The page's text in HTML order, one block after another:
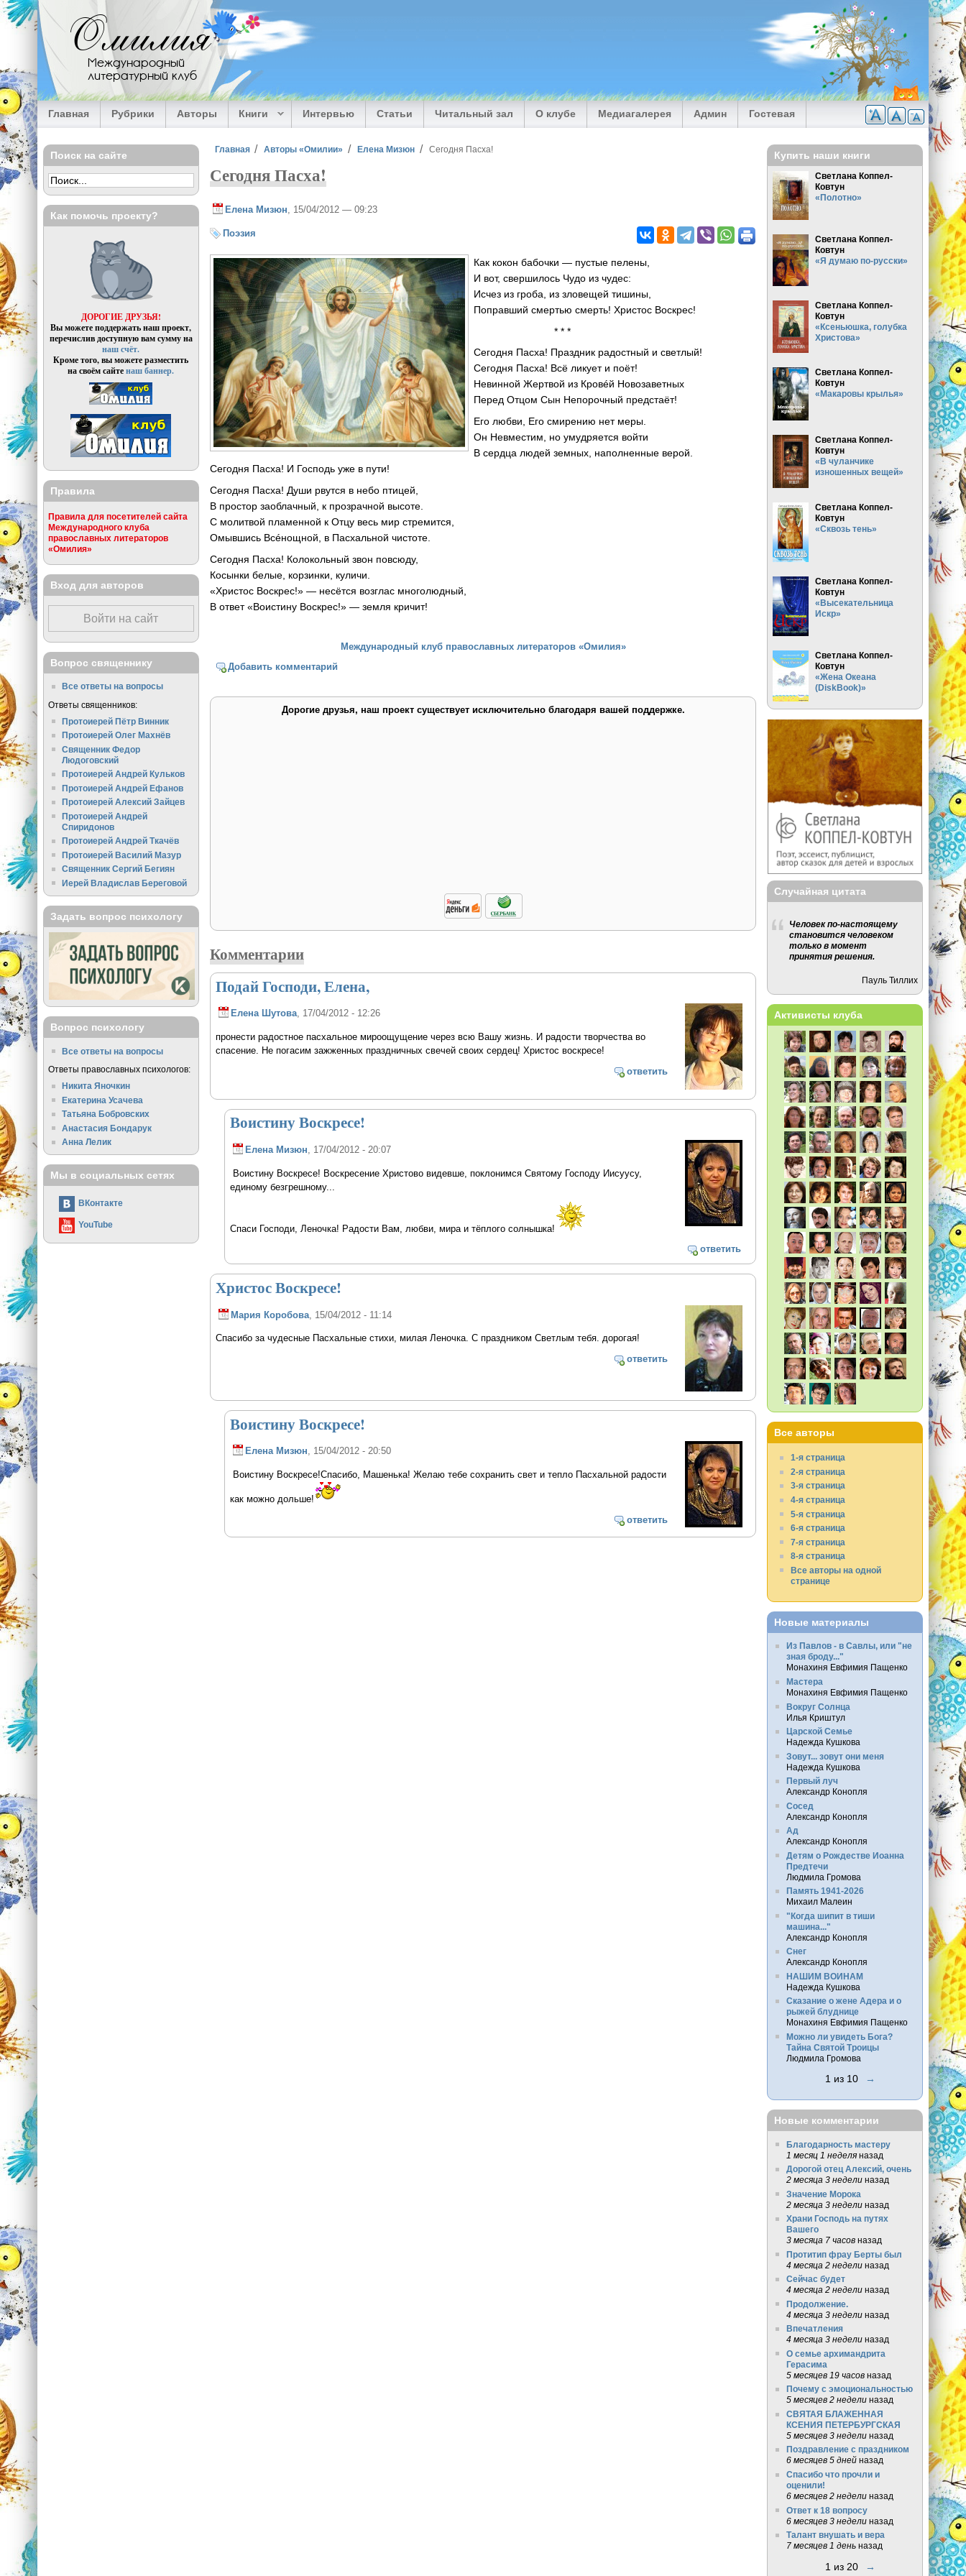
Перейти к основному содержанию
Омилия
Международный
литературный клуб
Главная Рубрики Авторы Книги Интервью Статьи Читальный зал О клубе Медиагалерея Админ Гостевая
Вы здесь
Главная Авторы «Омилии» Елена Мизюн Сегодня Пасха!
Сегодня Пасха!
Елена Мизюн , 15/04/2012 — 09:23
Поэзия
Как кокон бабочки — пустые пелены,
И вот, свершилось Чудо из чудес:
Исчез из гроба, из зловещей тишины,
Поправший смертью смерть! Христос Воскрес!
* * *
Сегодня Пасха! Праздник радостный и светлый!
Сегодня Пасха! Всё ликует и поёт!
Невинной Жертвой из Кровéй Новозаветных
Перед Отцом Сын Непорочный предстаёт!
Его любви, Его смирению нет меры.
Он Невместим, но умудряется войти
В сердца людей земных, наполненные верой.
Сегодня Пасха! И Господь уже в пути!
Сегодня Пасха! Души рвутся в небо птицей,
В простор заоблачный, к прозрачной высоте.
С молитвой пламенной к Отцу весь мир стремится,
Омывшись Всéнощной, в Пасхальной чистоте.
Сегодня Пасха! Колокольный звон повсюду,
Косынки белые, корзинки, куличи.
«Христос Воскрес!» — несётся возглас многолюдный,
В ответ «Воистину Воскрес!» — земля кричит!
Международный клуб православных литераторов «Омилия»
Добавить комментарий
Дорогие друзья, наш проект существует исключительно благодаря вашей поддержке.
Комментарии
Подай Господи, Елена,
Елена Шутова, 17/04/2012 - 12:26
пронести радостное пасхальное мироощущение через всю Вашу жизнь. И радости творчества во
спасение. Не погасим зажженных праздничных свечей своих сердец! Христос воскресе!
ответить
Воистину Воскресе!
Елена Мизюн, 17/04/2012 - 20:07
Воистину Воскресе! Воскресение Христово видевше, поклонимся Святому Господу Иисуусу,
единому безгрешному...
Спаси Господи, Леночка! Радости Вам, любви, мира и тёплого солнышка!
ответить
Христос Воскресе!
Мария Коробова, 15/04/2012 - 11:14
Спасибо за чудесные Пасхальные стихи, милая Леночка. С праздником Светлым тебя. дорогая!
ответить
Воистину Воскресе!
Елена Мизюн, 15/04/2012 - 20:50
Воистину Воскресе!Спасибо, Машенька! Желаю тебе сохранить свет и тепло Пасхальной радости
как можно дольше!
ответить
Поиск на сайте
Как помочь проекту?
ДОРОГИЕ ДРУЗЬЯ!
Вы можете поддержать наш проект,
перечислив доступную вам сумму на
наш счёт.
Кроме того, вы можете разместить
на своём сайтенаш баннер.
Правила
Правила для посетителей сайта
Международного клуба
православных литераторов
«Омилия»
Вход для авторов
Войти на сайт
Вопрос священнику
Все ответы на вопросы
Ответы священников:
Протоиерей Пётр Винник
Протоиерей Олег Махнёв
Священник Федор
Людоговский
Протоиерей Андрей Кульков
Протоиерей Андрей Ефанов
Протоиерей Алексий Зайцев
Протоиерей Андрей
Спиридонов
Протоиерей Андрей Ткачёв
Протоиерей Василий Мазур
Священник Сергий Бегиян
Иерей Владислав Береговой
Задать вопрос психологу
Вопрос психологу
Все ответы на вопросы
Ответы православных психологов:
Никита Яночкин
Екатерина Усачева
Татьяна Бобровских
Анастасия Бондарук
Анна Лелик
Мы в социальных сетях
ВКонтакте
YouTube
Купить наши книги
Светлана Коппел-
Ковтун
«Полотно»
Светлана Коппел-
Ковтун
«Я думаю по-русски»
Светлана Коппел-
Ковтун
«Ксеньюшка, голубка
Христова»
Светлана Коппел-
Ковтун
«Макаровы крылья»
Светлана Коппел-
Ковтун
«В чуланчике
изношенных вещей»
Светлана Коппел-
Ковтун
«Сквозь тень»
Светлана Коппел-
Ковтун
«Высекательница
Искр»
Светлана Коппел-
Ковтун
«Жена Океана
(DiskBook)»
Случайная цитата
Человек по-настоящему
становится человеком
только в момент
принятия решения.
Пауль Тиллих
Активисты клуба
Все авторы
1-я страница
2-я страница
3-я страница
4-я страница
5-я страница
6-я страница
7-я страница
8-я страница
Все авторы на одной
странице
Новые материалы
Из Павлов - в Савлы, или "не
зная броду..."
Монахиня Евфимия Пащенко
Мастера
Монахиня Евфимия Пащенко
Вокруг Солнца
Илья Криштул
Царской Семье
Надежда Кушкова
Зовут... зовут они меня
Надежда Кушкова
Первый луч
Александр Конопля
Сосед
Александр Конопля
Ад
Александр Конопля
Детям о Рождестве Иоанна
Предтечи
Людмила Громова
Память 1941-2026
Михаил Малеин
"Когда шипит в тиши
машина..."
Александр Конопля
Снег
Александр Конопля
НАШИМ ВОИНАМ
Надежда Кушкова
Сказание о жене Адера и о
рыжей блуднице
Монахиня Евфимия Пащенко
Можно ли увидеть Бога?
Тайна Святой Троицы
Людмила Громова
1 из 10 →
Новые комментарии
Благодарность мастеру
1 месяц 1 неделяназад
Дорогой отец Алексий, очень
2 месяца 3 неделиназад
Значение Морока
2 месяца 3 неделиназад
Храни Господь на путях
Вашего
3 месяца 7 часовназад
Протитип фрау Берты был
4 месяца 2 неделиназад
Сейчас будет
4 месяца 2 неделиназад
Продолжение.
4 месяца 3 неделиназад
Впечатления
4 месяца 3 неделиназад
О семье архимандрита
Герасима
5 месяцев 19 часовназад
Почему с эмоциональностью
5 месяцев 2 неделиназад
СВЯТАЯ БЛАЖЕННАЯ
КСЕНИЯ ПЕТЕРБУРГСКАЯ
5 месяцев 3 неделиназад
Поздравление с праздником
6 месяцев 5 днейназад
Спасибо что прочли и
оценили!
6 месяцев 2 неделиназад
Ответ к 18 вопросу
6 месяцев 3 неделиназад
Талант внушать и вера
7 месяцев 1 деньназад
1 из 20 →